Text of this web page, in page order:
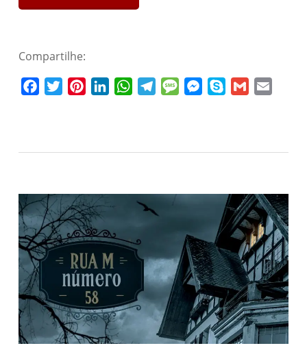
Compartilhe:
FacebookTwitterPinterestLinkedInWhatsAppTelegramMessageMessenger
Skype Gmail